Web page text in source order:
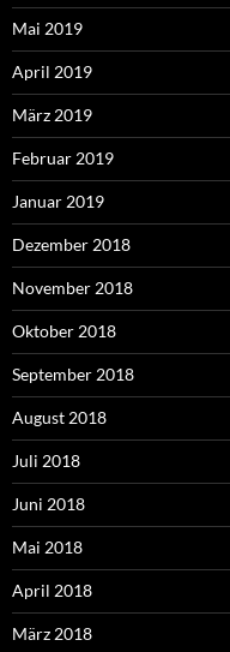
Mai 2019
April 2019
März 2019
Februar 2019
Januar 2019
Dezember 2018
November 2018
Oktober 2018
September 2018
August 2018
Juli 2018
Juni 2018
Mai 2018
April 2018
März 2018